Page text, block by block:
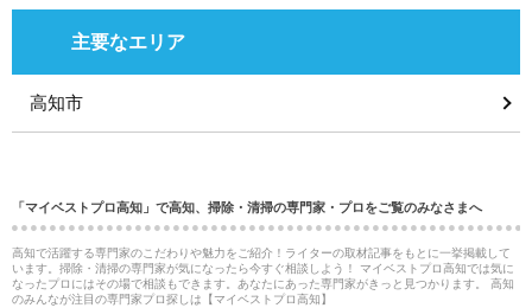
主要なエリア
高知市
「マイベストプロ高知」で高知、掃除・清掃の専門家・プロをご覧のみなさまへ
高知で活躍する専門家のこだわりや魅力をご紹介！ライターの取材記事をもとに一挙掲載して
います。掃除・清掃の専門家が気になったら今すぐ相談しよう！ マイベストプロ高知では気に
なったプロにはその場で相談もできます。あなたにあった専門家がきっと見つかります。 高知
のみんなが注目の専門家プロ探しは【マイベストプロ高知】